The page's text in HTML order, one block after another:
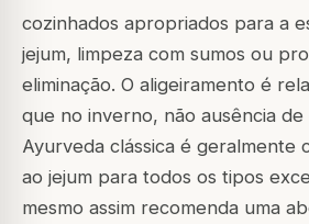
cozinhados apropriados para a
jejum, limpeza com sumos ou
eliminação. O aligeiramento é
que no inverno, não ausência de
Ayurveda clássica é geralmente
ao jejum para todos os tipos
mesmo assim recomenda uma